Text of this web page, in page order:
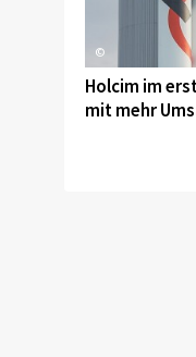
©
Holcim im
mit mehr